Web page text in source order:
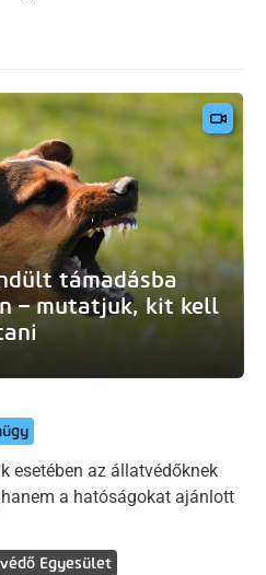
támadásba
– mutatjuk, kit kell
esetében az állatvédőknek
a hatóságokat ajánlott
Egyesület